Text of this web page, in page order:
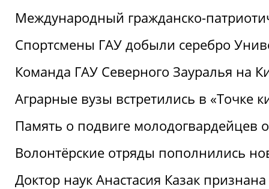
Международный гражданско-
Спортсмены ГАУ добыли серебро
Команда ГАУ Северного Зауралья на
Аграрные вузы встретились в «Точке
Память о подвиге молодогвардейцев
Волонтёрские отряды пополнились
Доктор наук Анастасия Казак